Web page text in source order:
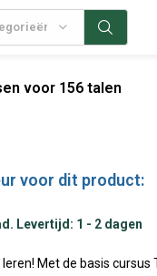
voor 156 talen
voor dit product:
Levertijd: 1 - 2 dagen
Met de basis cursus